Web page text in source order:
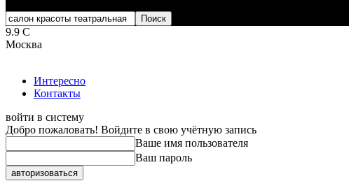
9.9 C
Москва
Интересно
Контакты
войти в систему
Добро пожаловать! Войдите в свою учётную запись
Ваше имя пользователя
Ваш пароль